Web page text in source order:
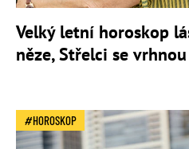
Velký letní horoskop
něze, Střelci se
HOROSKOP